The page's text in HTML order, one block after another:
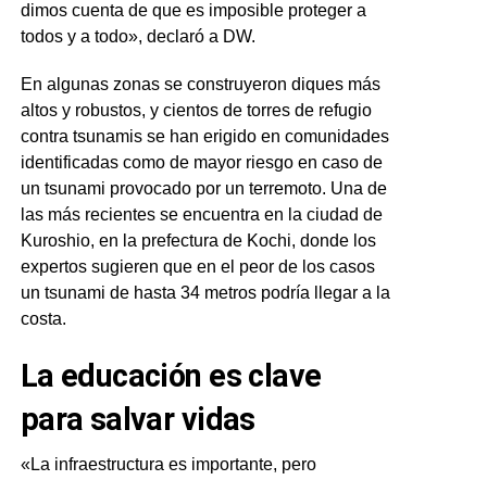
dimos cuenta de que es imposible proteger a
todos y a todo», declaró a DW.
En algunas zonas se construyeron diques más
altos y robustos, y cientos de torres de refugio
contra tsunamis se han erigido en comunidades
identificadas como de mayor riesgo en caso de
un tsunami provocado por un terremoto. Una de
las más recientes se encuentra en la ciudad de
Kuroshio, en la prefectura de Kochi, donde los
expertos sugieren que en el peor de los casos
un tsunami de hasta 34 metros podría llegar a la
costa.
La educación es clave
para salvar vidas
«La infraestructura es importante, pero